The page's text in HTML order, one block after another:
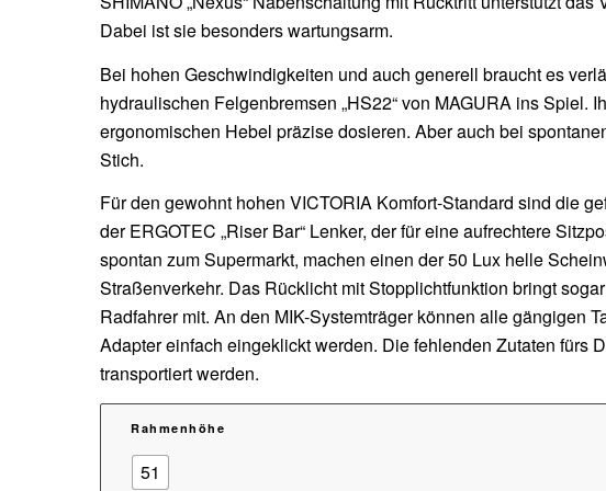
Dabei ist sie besonders wartungsarm.
Bei hohen Geschwindigkeiten und auch generell braucht es
hydraulischen Felgenbremsen „HS22“ von MAGURA ins Spiel.
ergonomischen Hebel präzise dosieren. Aber auch bei
Stich.
Für den gewohnt hohen VICTORIA Komfort-Standard sind die
der ERGOTEC „Riser Bar“ Lenker, der für eine aufrechtere
spontan zum Supermarkt, machen einen der 50 Lux helle
Straßenverkehr. Das Rücklicht mit Stopplichtfunktion bringt
Radfahrer mit. An den MIK-Systemträger können alle gängigen
Adapter einfach eingeklickt werden. Die fehlenden Zutaten fürs
transportiert werden.
Rahmenhöhe
51